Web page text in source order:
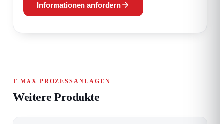
Informationen anfordern
T-MAX PROZESSANLAGEN
Weitere Produkte